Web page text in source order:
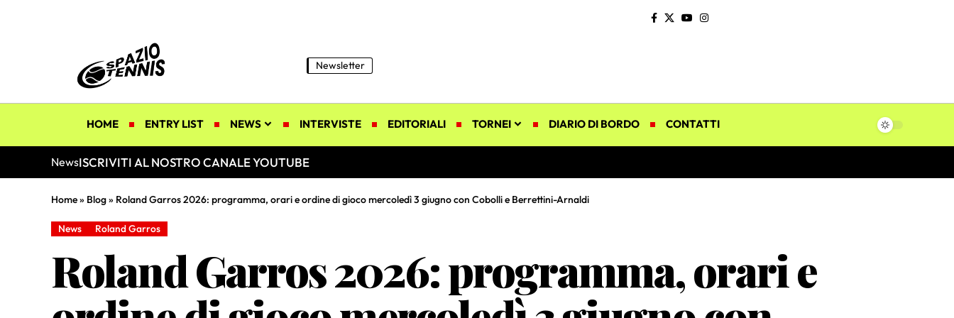
Newsletter
HOME ENTRY LIST NEWS INTERVISTE EDITORIALI TORNEI DIARIO DI BORDO CONTATTI
NewsISCRIVITI AL NOSTRO CANALE YOUTUBE
Home» Blog» Roland Garros 2026: programma, orari e ordine di gioco mercoledì 3 giugno con Cobolli e Berrettini-Arnaldi
News Roland Garros
Roland Garros 2026: programma, orari e